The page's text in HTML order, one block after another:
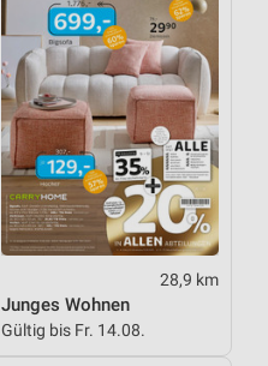
28,9 km
Junges Wohnen
Gültig bis Fr. 14.08.